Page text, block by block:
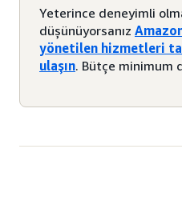
Yeterince deneyimli
düşünüyorsanız
yönetilen hizmetleri
ulaşın. Bütçe minimum